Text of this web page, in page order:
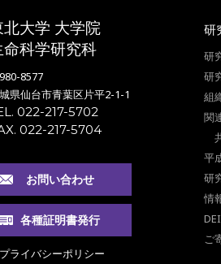
北大学 大学院
命科学研究科
8577
県仙台市青葉区片平2-1-1
022-217-5702
022-217-5704
お問い合わせ
各種証明書発行
プライバシーポリシー
研
研
研
組
関
平
研
情
ご